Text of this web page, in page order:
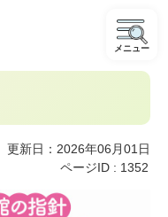
メニュー
更新日：2026年06月01日
ページID : 1352